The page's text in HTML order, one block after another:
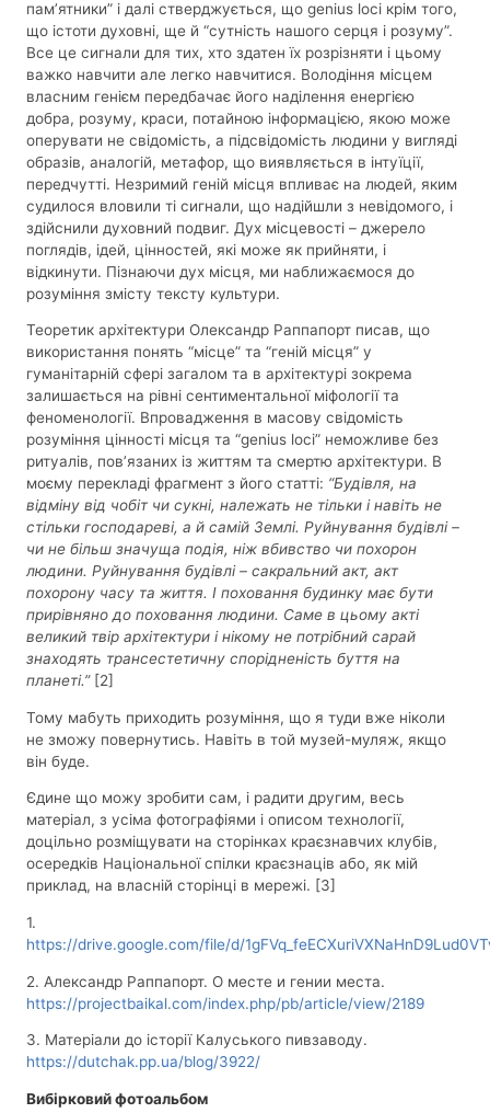
пам’ятники” і далі стверджується, що genius loci крім того,
що істоти духовні, ще й “сутність нашого серця і розуму”.
Все це сигнали для тих, хто здатен їх розрізняти і цьому
важко навчити але легко навчитися. Володіння місцем
власним генієм передбачає його наділення енергією
добра, розуму, краси, потайною інформацією, якою може
оперувати не свідомість, а підсвідомість людини у вигляді
образів, аналогій, метафор, що виявляється в інтуїції,
передчутті. Незримий геній місця впливає на людей, яким
судилося вловили ті сигнали, що надійшли з невідомого, і
здійснили духовний подвиг. Дух місцевості – джерело
поглядів, ідей, цінностей, які може як прийняти, і
відкинути. Пізнаючи дух місця, ми наближаємося до
розуміння змісту тексту культури.
Теоретик архітектури Олександр Раппапорт писав, що
використання понять “місце” та “геній місця” у
гуманітарній сфері загалом та в архітектурі зокрема
залишається на рівні сентиментальної міфології та
феноменології. Впровадження в масову свідомість
розуміння цінності місця та “genius loci” неможливе без
ритуалів, пов’язаних із життям та смертю архітектури. В
моєму перекладі фрагмент з його статті: “Будівля, на
відміну від чобіт чи сукні, належать не тільки і навіть не
стільки господареві, а й самій Землі. Руйнування будівлі –
чи не більш значуща подія, ніж вбивство чи похорон
людини. Руйнування будівлі – сакральний акт, акт
похорону часу та життя. І поховання будинку має бути
прирівняно до поховання людини. Саме в цьому акті
великий твір архітектури і нікому не потрібний сарай
знаходять трансестетичну спорідненість буття на
планеті.” [2]
Тому мабуть приходить розуміння, що я туди вже ніколи
не зможу повернутись. Навіть в той музей-муляж, якщо
він буде.
Єдине що можу зробити сам, і радити другим, весь
матеріал, з усіма фотографіями і описом технології,
доцільно розміщувати на сторінках краєзнавчих клубів,
осередків Національної спілки краєзнаців або, як мій
приклад, на власній сторінці в мережі. [3]
1.
https://drive.google.com/file/d/
2. Александр Раппапорт. О месте и гении места.
https://projectbaikal.com/index.php/pb/article/view/2189
3. Матеріали до історії Калуського пивзаводу.
https://dutchak.pp.ua/blog/3922/
Вибірковий фотоальбом